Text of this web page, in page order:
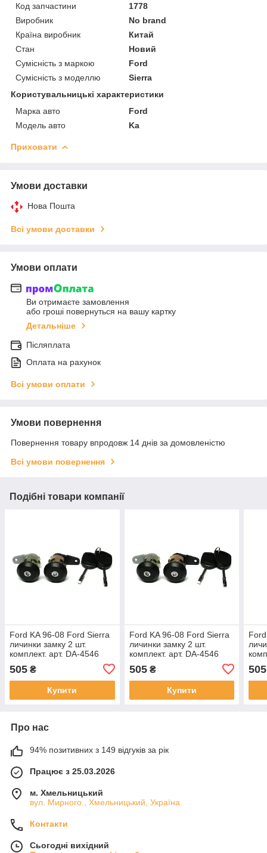
Код запчастини
1778
Виробник
No brand
Країна виробник
Китай
Стан
Новий
Сумісність з маркою
Ford
Сумісність з моделлю
Sierra
Користувальницькі характеристики
Марка авто
Ford
Модель авто
Ka
Приховати
Умови доставки
Нова Пошта
Всі умови доставки
Умови оплати
Ви отримаєте замовлення
або гроші повернуться на вашу картку
Детальніше
Післяплата
Оплата на рахунок
Всі умови оплати
Умови повернення
Повернення товару впродовж 14 днів за домовленістю
Всі умови повернення
Подібні товари компанії
Ford KA 96-08 Ford Sierra
личинки замку 2 шт.
комплект. арт. DA-4546
505 ₴
Купити
Ford KA 96-08 Ford Sierra
личинки замку 2 шт.
комплект. арт. DA-4546
505₴
Купити
505
Про нас
94% позитивних з 149 відгуків за рік
Працює з 25.03.2026
м. Хмельницький
вул. Мирного., Хмельницький, Україна
Контакти
Сьогодні вихідний